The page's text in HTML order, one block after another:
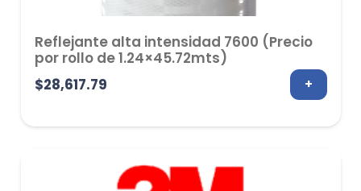
Reflejante alta intensidad 7600 (Precio
por rollo de 1.24×45.72mts)
$28,617.79 +